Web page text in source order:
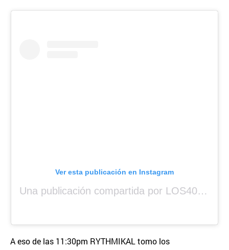
Ver esta publicación en Instagram
Una publicación compartida por LOS40 Panamá (@los40panama)
A eso de las 11:30pm RYTHMIKAL tomo los